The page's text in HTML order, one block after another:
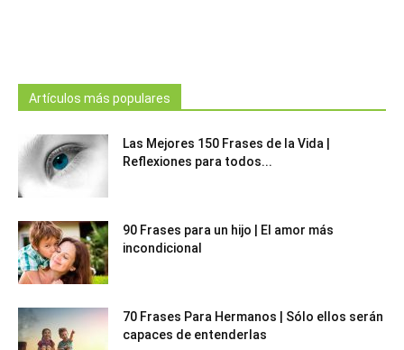
Artículos más populares
Las Mejores 150 Frases de la Vida |
Reflexiones para todos...
90 Frases para un hijo | El amor más
incondicional
70 Frases Para Hermanos | Sólo ellos serán
capaces de entenderlas